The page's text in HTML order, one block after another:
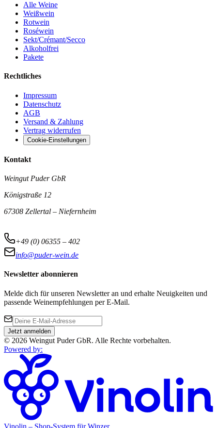
Alle Weine
Weißwein
Rotwein
Roséwein
Sekt/Crémant/Secco
Alkoholfrei
Pakete
Rechtliches
Impressum
Datenschutz
AGB
Versand & Zahlung
Vertrag widerrufen
Cookie-Einstellungen
Kontakt
Weingut Puder GbR
Königstraße 12
67308 Zellertal – Niefernheim
+49 (0) 06355 – 402
info@puder-wein.de
Newsletter abonnieren
Melde dich für unseren Newsletter an und erhalte Neuigkeiten und
passende Weinempfehlungen per E-Mail.
Jetzt anmelden
© 2026 Weingut Puder GbR. Alle Rechte vorbehalten.
Powered by:
Vinolin – Shop-System für Winzer